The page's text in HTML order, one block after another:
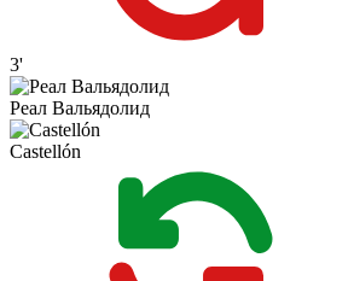
3'
Реал Вальядолид
Castellón